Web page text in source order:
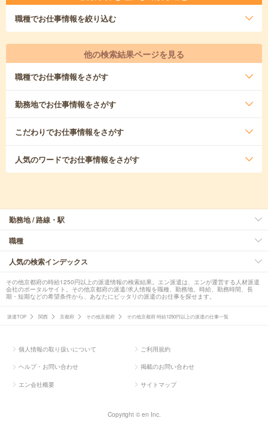
職種でお仕事情報を絞り込む
他の検索結果ページを見る
職種でお仕事情報をさがす
勤務地でお仕事情報をさがす
こだわりでお仕事情報をさがす
人気のワードでお仕事情報をさがす
勤務地 / 路線・駅
職種
人気の検索インデックス
その他京都府の時給1250円以上の派遣情報の検索結果。エン派遣は、エンが運営する人材派遣
会社のポータルサイト。その他京都府の派遣/求人情報を職種、勤務地、時給、勤務時間、長
期・短期などの希望条件から、あなたにピッタリの派遣のお仕事を探せます。
派遣TOP 関西 京都府 その他京都府 その他京都府 時給1250円以上の派遣の仕事一覧
個人情報の取り扱いについて ご利用規約
ヘルプ・お問い合わせ 掲載のお問い合わせ
エン会社概要 サイトマップ
Copyright © en Inc.